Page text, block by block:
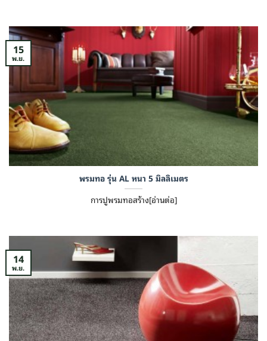
พรมทอ รุ่น AL หนา 5 มิลลิเมตร
การปูพรมทอสร้าง[อ่านต่อ]
15
พ.ย.
14
พ.ย.